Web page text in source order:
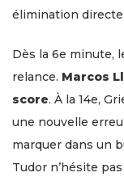
élimination directe
Dès la 6e minute,
relance. Marcos
score. À la 14e,
une nouvelle
marquer dans un
Tudor n’hésite